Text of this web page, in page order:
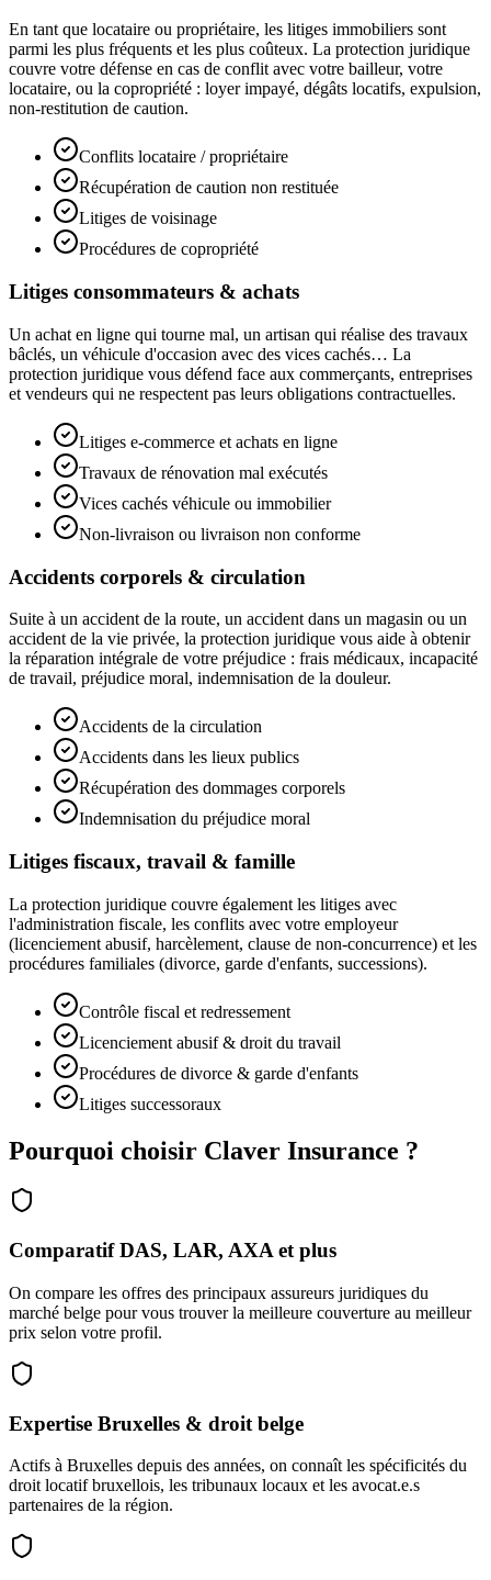
En tant que locataire ou propriétaire, les litiges immobiliers sont
parmi les plus fréquents et les plus coûteux. La protection juridique
couvre votre défense en cas de conflit avec votre bailleur, votre
locataire, ou la copropriété : loyer impayé, dégâts locatifs, expulsion,
non-restitution de caution.
Conflits locataire / propriétaire
Récupération de caution non restituée
Litiges de voisinage
Procédures de copropriété
Litiges consommateurs & achats
Un achat en ligne qui tourne mal, un artisan qui réalise des travaux
bâclés, un véhicule d'occasion avec des vices cachés… La
protection juridique vous défend face aux commerçants, entreprises
et vendeurs qui ne respectent pas leurs obligations contractuelles.
Litiges e-commerce et achats en ligne
Travaux de rénovation mal exécutés
Vices cachés véhicule ou immobilier
Non-livraison ou livraison non conforme
Accidents corporels & circulation
Suite à un accident de la route, un accident dans un magasin ou un
accident de la vie privée, la protection juridique vous aide à obtenir
la réparation intégrale de votre préjudice : frais médicaux, incapacité
de travail, préjudice moral, indemnisation de la douleur.
Accidents de la circulation
Accidents dans les lieux publics
Récupération des dommages corporels
Indemnisation du préjudice moral
Litiges fiscaux, travail & famille
La protection juridique couvre également les litiges avec
l'administration fiscale, les conflits avec votre employeur
(licenciement abusif, harcèlement, clause de non-concurrence) et les
procédures familiales (divorce, garde d'enfants, successions).
Contrôle fiscal et redressement
Licenciement abusif & droit du travail
Procédures de divorce & garde d'enfants
Litiges successoraux
Pourquoi choisir Claver Insurance ?
Comparatif DAS, LAR, AXA et plus
On compare les offres des principaux assureurs juridiques du
marché belge pour vous trouver la meilleure couverture au meilleur
prix selon votre profil.
Expertise Bruxelles & droit belge
Actifs à Bruxelles depuis des années, on connaît les spécificités du
droit locatif bruxellois, les tribunaux locaux et les avocat.e.s
partenaires de la région.